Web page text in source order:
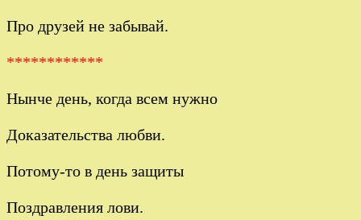
Про друзей не забывай.
************
Нынче день, когда всем нужно
Доказательства любви.
Потому-то в день защиты
Поздравления лови.